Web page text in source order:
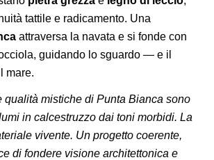
tattile e radicamento. Una
attraversa la navata e si fonde con
guidando lo sguardo — e il
mare.
qualità mistiche di Punta Bianca sono
in calcestruzzo dai toni morbidi. La
vivente. Un progetto coerente,
di fondere visione architettonica e